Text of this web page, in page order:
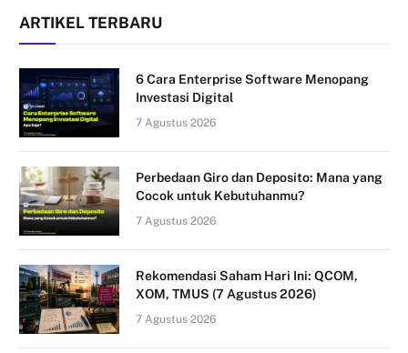
ARTIKEL TERBARU
6 Cara Enterprise Software Menopang
Investasi Digital
7 Agustus 2026
Perbedaan Giro dan Deposito: Mana yang
Cocok untuk Kebutuhanmu?
7 Agustus 2026
Rekomendasi Saham Hari Ini: QCOM,
XOM, TMUS (7 Agustus 2026)
7 Agustus 2026